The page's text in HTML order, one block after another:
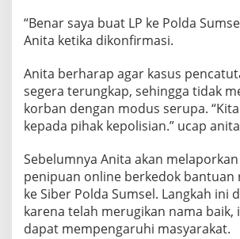
m
s
e
“Benar saya buat LP ke Polda
Anita ketika dikonfirmasi.
Anita berharap agar kasus
segera terungkap, sehingga tidak
korban dengan modus serupa.
kepada pihak kepolisian.” ucap
Sebelumnya Anita akan
penipuan online berkedok bantuan
ke Siber Polda Sumsel. Langkah ini
karena telah merugikan nama baik,
dapat mempengaruhi masyarakat.